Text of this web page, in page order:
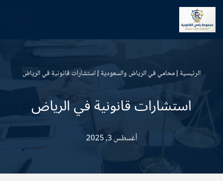
تخطى
إلى
الرئيسية |محامي في الرياض والسعودية |استشارات قانونية في الرياض
استشارات قانونية في الرياض
أغسطس 3, 2025